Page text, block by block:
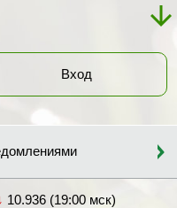
Вход
10.936 (19:00 мск)